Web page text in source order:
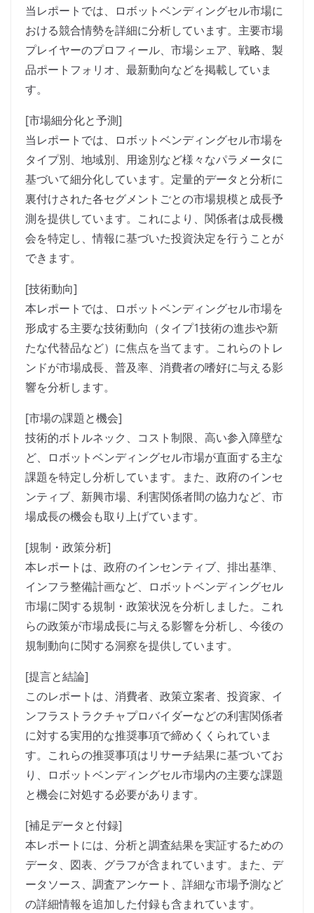
当レポートでは、ロボットベンディングセル市場に
おける競合情勢を詳細に分析しています。主要市場
プレイヤーのプロフィール、市場シェア、戦略、製
品ポートフォリオ、最新動向などを掲載していま
す。
[市場細分化と予測]
当レポートでは、ロボットベンディングセル市場を
タイプ別、地域別、用途別など様々なパラメータに
基づいて細分化しています。定量的データと分析に
裏付けされた各セグメントごとの市場規模と成長予
測を提供しています。これにより、関係者は成長機
会を特定し、情報に基づいた投資決定を行うことが
できます。
[技術動向]
本レポートでは、ロボットベンディングセル市場を
形成する主要な技術動向（タイプ1技術の進歩や新
たな代替品など）に焦点を当てます。これらのトレ
ンドが市場成長、普及率、消費者の嗜好に与える影
響を分析します。
[市場の課題と機会]
技術的ボトルネック、コスト制限、高い参入障壁な
ど、ロボットベンディングセル市場が直面する主な
課題を特定し分析しています。また、政府のインセ
ンティブ、新興市場、利害関係者間の協力など、市
場成長の機会も取り上げています。
[規制・政策分析]
本レポートは、政府のインセンティブ、排出基準、
インフラ整備計画など、ロボットベンディングセル
市場に関する規制・政策状況を分析しました。これ
らの政策が市場成長に与える影響を分析し、今後の
規制動向に関する洞察を提供しています。
[提言と結論]
このレポートは、消費者、政策立案者、投資家、イ
ンフラストラクチャプロバイダーなどの利害関係者
に対する実用的な推奨事項で締めくくられていま
す。これらの推奨事項はリサーチ結果に基づいてお
り、ロボットベンディングセル市場内の主要な課題
と機会に対処する必要があります。
[補足データと付録]
本レポートには、分析と調査結果を実証するための
データ、図表、グラフが含まれています。また、デ
ータソース、調査アンケート、詳細な市場予測など
の詳細情報を追加した付録も含まれています。